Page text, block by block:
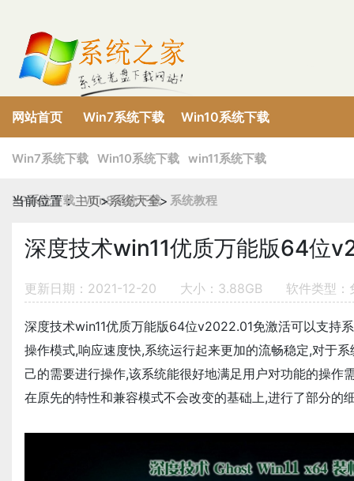
网站首页 Win7系统下载 Win10系统下载
XP系统下载 Win8系统下载 win11系统下载
Win7系统下载 Win10系统下载 win11系统下载
XP系统下载 Win8系统下载 系统教程
当前位置：主页>系统大全>
深度技术win11优质万能版64位
更新日期：2021-12-20 大小：3.88GB 软件类型
深度技术win11优质万能版64位v2022.01免激活可以支持
操作模式,响应速度快,系统运行起来更加的流畅稳定,对于
己的需要进行操作,该系统能很好地满足用户对功能的操作
在原先的特性和兼容模式不会改变的基础上,进行了部分的